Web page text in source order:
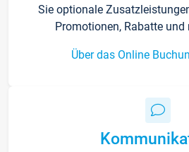
Sie optionale
Promotionen, Rabatte und
Über das Online